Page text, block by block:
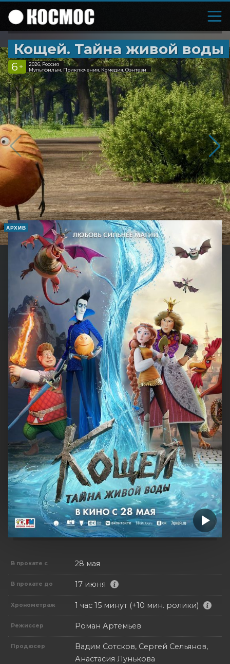
Кощей. Тайна живой воды
6 +
2026, Россия
Мультфильм, Приключения, Комедия, Фэнтези
АРХИВ
В прокате с 28 мая
В прокате до 17 июня
Хронометраж 1 час 15 минут (+10 мин. ролики)
Режиссер Роман Артемьев
Продюсер
Вадим Сотсков, Сергей Сельянов,
Анастасия Лунькова